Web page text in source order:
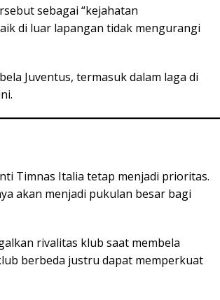
sebagai “kejahatan
di luar lapangan tidak mengurangi
Juventus, termasuk dalam laga di
Timnas Italia tetap menjadi prioritas.
akan menjadi pukulan besar bagi
rivalitas klub saat membela
berbeda justru dapat memperkuat